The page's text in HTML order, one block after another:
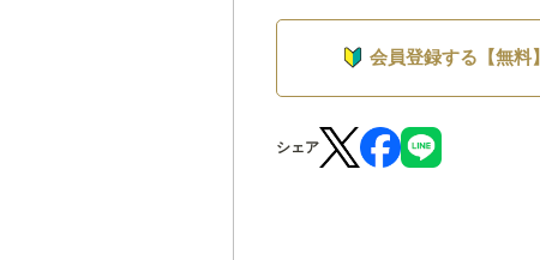
会員登録する【無料】
シェア